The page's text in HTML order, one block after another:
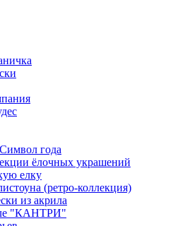
года
ёлочных украшений
елку
(ретро-коллекция)
из акрила
"КАНТРИ"